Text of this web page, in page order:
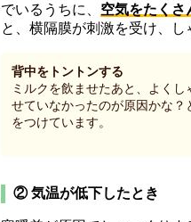
でいるうちに、 空気をたくさ
と、横隔膜が刺激を受け、し
背中をトントンする
ミルクを飲ませたあと、よく
せていなかったのが原因かな？
をつけています。
② 気温が低下したとき